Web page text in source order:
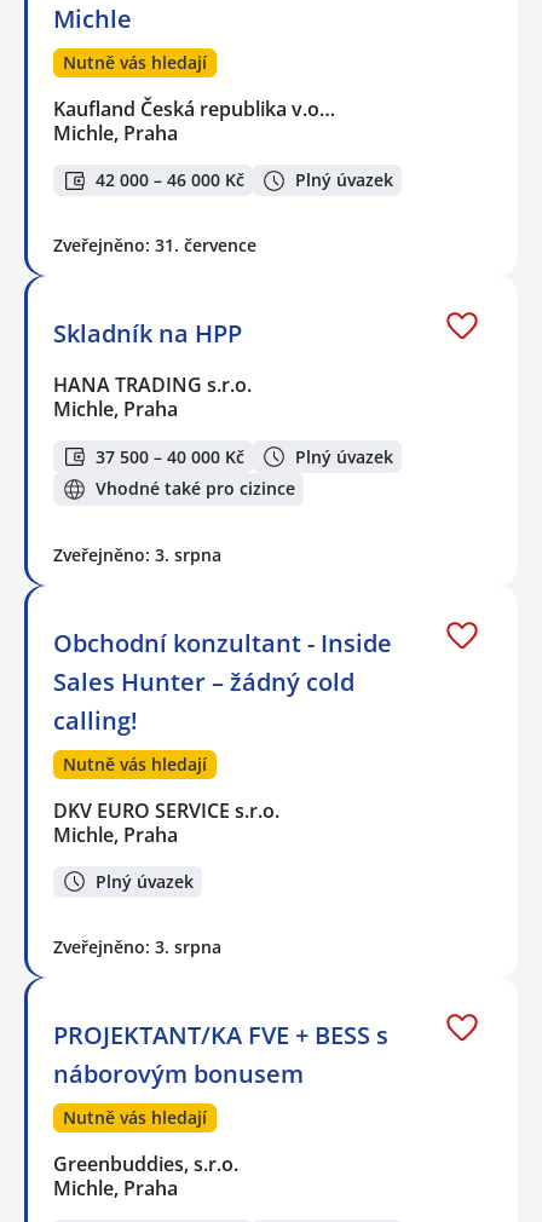
Michle
Nutně vás hledají
Kaufland Česká republika v.o…
Michle, Praha
42 000 – 46 000 Kč Plný úvazek
Zveřejněno: 31. července
Skladník na HPP
HANA TRADING s.r.o.
Michle, Praha
37 500 – 40 000 Kč
Plný úvazek
Vhodné také pro cizince
Zveřejněno: 3. srpna
Obchodní konzultant - Inside
Sales Hunter – žádný cold
calling!
Nutně vás hledají
DKV EURO SERVICE s.r.o.
Michle, Praha
Plný úvazek
Zveřejněno: 3. srpna
PROJEKTANT/KA FVE + BESS s
náborovým bonusem
Nutně vás hledají
Greenbuddies, s.r.o.
Michle, Praha